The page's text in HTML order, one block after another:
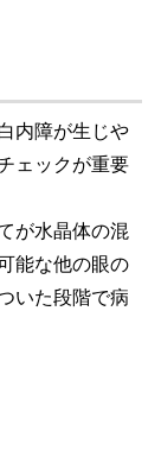
内障が生じや
ェックが重要
が水晶体の混
能な他の眼の
いた段階で病